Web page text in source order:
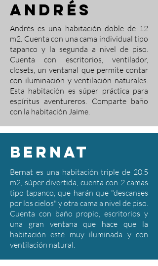
andrés
Andrés es una habitación doble de 12
m2. Cuenta con una cama individual tipo
tapanco y la segunda a nivel de piso.
Cuenta con escritorios, ventilador,
closets, un ventanal que permite contar
con iluminación y ventilación naturales.
Esta habitación es súper práctica para
espíritus aventureros. Comparte baño
con la habitación Jaime.
bernat
Bernat es una habitación triple de 20.5
m2, súper divertida, cuenta con 2 camas
tipo tapanco, que harán que "descanses
por los cielos" y otra cama a nivel de piso.
Cuenta con baño propio, escritorios y
una gran ventana que hace que la
habitación esté muy iluminada y con
ventilación natural.